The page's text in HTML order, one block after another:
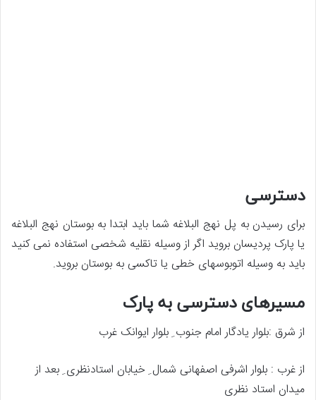
دسترسی
برای رسیدن به پل نهج البلاغه شما باید ابتدا به بوستان نهج البلاغه
یا پارک پردیسان بروید اگر از وسیله نقلیه شخصی استفاده نمی کنید
باید به وسیله اتوبوسهای خطی یا تاکسی به بوستان بروید.
مسیرهای دسترسی به پارک
از شرق :بلوار یادگار امام جنوب ِ بلوار ایوانک غرب
از غرب : بلوار اشرفی اصفهانی شمال ِ خیابان استادنظری ِ بعد از
میدان استاد نظری